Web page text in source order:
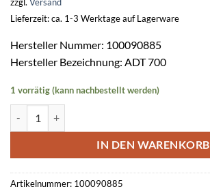
zzgl. Versand
Lieferzeit: ca. 1-3 Werktage auf Lagerware
Hersteller Nummer: 100090885
Hersteller Bezeichnung: ADT 700
1 vorrätig (kann nachbestellt werden)
IN DEN WARENKORB
Artikelnummer: 100090885